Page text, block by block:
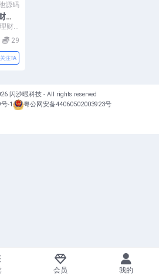
源码
源
财
环
29
关注TA
闪沙暇科技 - All rights reserved
-1
粤公网安备44060502003923号
会员 我的